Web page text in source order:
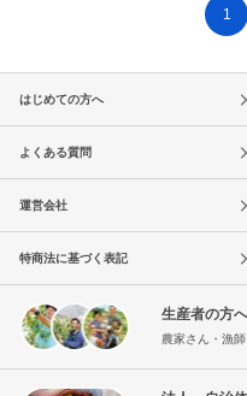
1
はじめての方へ
よくある質問
運営会社
特商法に基づく表記
生産者の方へ
農家さん・漁